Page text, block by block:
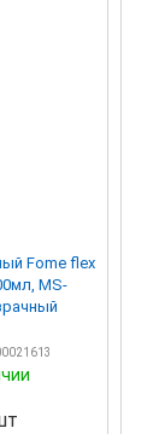
Fome flex
MS-